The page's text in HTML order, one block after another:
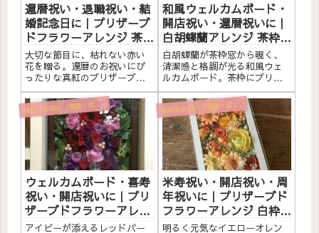
還暦祝い・退職祝い・結
婚記念日に｜プリザーブ
ドフラワーアレンジ 茶枠
〈レッド〉文字入れ
大切な節目に、枯れない赤い
花を贈る。還暦のお祝いにぴ
ったりな真紅のプリザーブド
フラワーを、手づくりの茶木
枠にたっぷりとアレンジしま
した。アクリルプレートには
お好きなメッセージを白文字
で無料入れ。自立するので飾
る場所を選ばず、横置きにも
対応し...
和風ウェルカムボード・
開店祝い・還暦祝いに｜
白胡蝶蘭アレンジ 茶枠窓
〈白〉文字入れ
白胡蝶蘭が茶枠窓から覗く、
清潔感と格調が光る和風ウェ
ルカムボード。茶枠にプリザ
ーブドフラワーと素材をたっ
ぷりアレンジしました。アク
リルプレートへのメッセージ
入れ無料。自立するので壁か
けでも置き型でも飾れます。
こんな方へ和風ウェルカムボ
ードと...
長寿のお祝い（還暦・古希・喜寿・米寿）
ウェルカムボード・喜寿
祝い・開店祝いに｜プリ
ザーブドフラワーアレン
ジ 茶枠〈レッドパープ
アイビーが添えるレッドパー
長寿のお祝い（還暦・古希・喜寿・米寿）
米寿祝い・開店祝い・周
年祝いに｜プリザーブド
フラワーアレンジ 白枠ロ
ング〈イエローオレン
明るく元気なイエローオレン